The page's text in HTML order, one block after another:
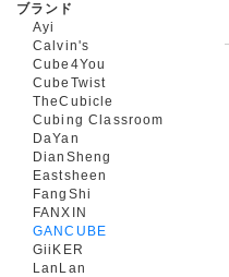
ブランド
Ayi
Calvin's
Cube4You
CubeTwist
TheCubicle
Cubing Classroom
DaYan
DianSheng
Eastsheen
FangShi
FANXIN
GANCUBE
GiiKER
LanLan